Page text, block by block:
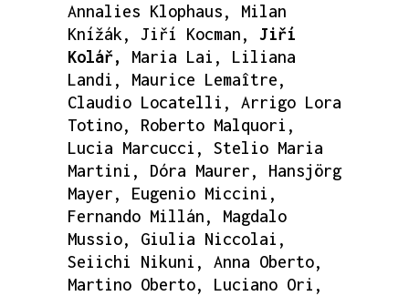
Annalies Klophaus, Milan
Knížák, Jiří Kocman, Jiří
Kolář,
Maria Lai, Liliana
Landi, Maurice Lemaître,
Claudio Locatelli, Arrigo Lora
Totino, Roberto Malquori,
Lucia Marcucci, Stelio Maria
Martini, Dóra Maurer, Hansjörg
Mayer, Eugenio Miccini,
Fernando Millán, Magdalo
Mussio, Giulia Niccolai,
Seiichi Nikuni, Anna Oberto,
Martino Oberto, Luciano Ori,